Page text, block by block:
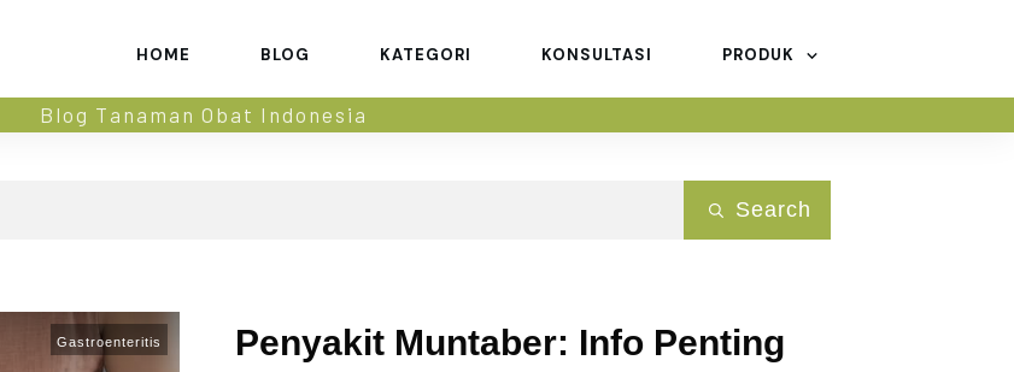
HOME BLOG KATEGORI KONSULTASI PRODUK
Blog Tanaman Obat Indonesia
Search
Gastroenteritis
Penyakit Muntaber: Info Penting